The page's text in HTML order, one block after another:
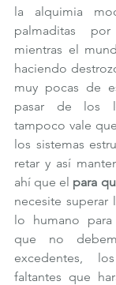
la alquimia
palmaditas
mientras el
haciendo
muy pocas de
pasar de los
tampoco vale
los sistemas
retar y así
ahí que el para
necesite superar
lo humano
que no
excedentes,
faltantes que